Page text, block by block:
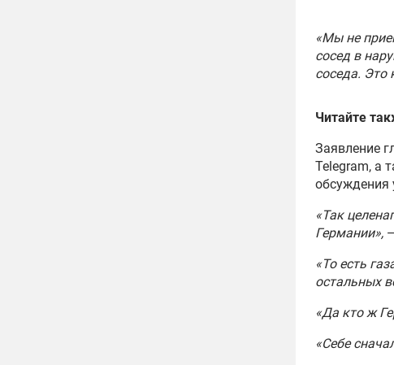
«Мы не
сосед в
соседа. Это
Читайте
Заявление
Telegram, а
обсуждения
«Так
Германии»,
«То есть
остальных
«Да кто ж
«Себе